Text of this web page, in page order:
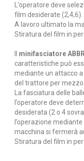
L’operatore deve
film desiderate (2,4,6).
A lavoro ultimato la
Stiratura del film in
minifasciatore
caratteristiche può
mediante un attacco a
del trattore per mezzo
La fasciatura delle
l’operatore deve
desiderata (2 o 4
l’operazione
macchina si fermerà
Stiratura del film in